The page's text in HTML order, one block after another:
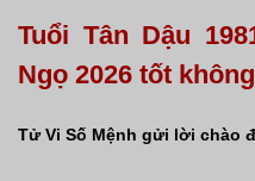
Tuổi Tân Dậu
Ngọ 2026 tốt
Tử Vi Số Mệnh gửi lời chào